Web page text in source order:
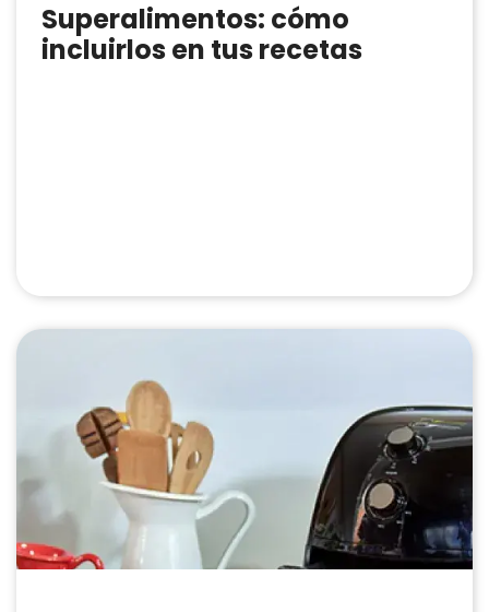
Superalimentos: cómo
incluirlos en tus recetas